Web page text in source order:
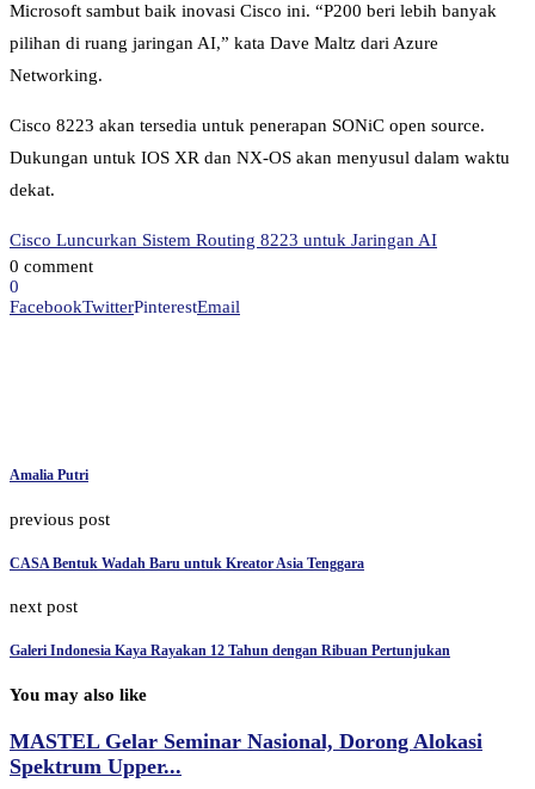
Microsoft sambut baik inovasi Cisco ini. “P200 beri lebih banyak
pilihan di ruang jaringan AI,” kata Dave Maltz dari Azure
Networking.
Cisco 8223 akan tersedia untuk penerapan SONiC open source.
Dukungan untuk IOS XR dan NX-OS akan menyusul dalam waktu
dekat.
Cisco Luncurkan Sistem Routing 8223 untuk Jaringan AI
0 comment
0
FacebookTwitterPinterestEmail
Amalia Putri
previous post
CASA Bentuk Wadah Baru untuk Kreator Asia Tenggara
next post
Galeri Indonesia Kaya Rayakan 12 Tahun dengan Ribuan Pertunjukan
You may also like
MASTEL Gelar Seminar Nasional, Dorong Alokasi
Spektrum Upper...